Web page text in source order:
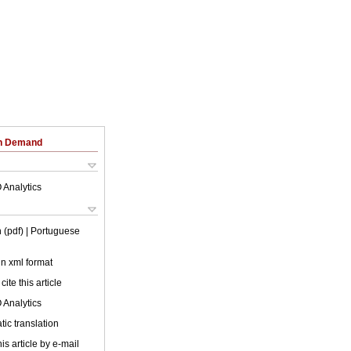
Demand
Analytics
(pdf) | Portuguese
xml format
this article
Analytics
translation
article by e-mail